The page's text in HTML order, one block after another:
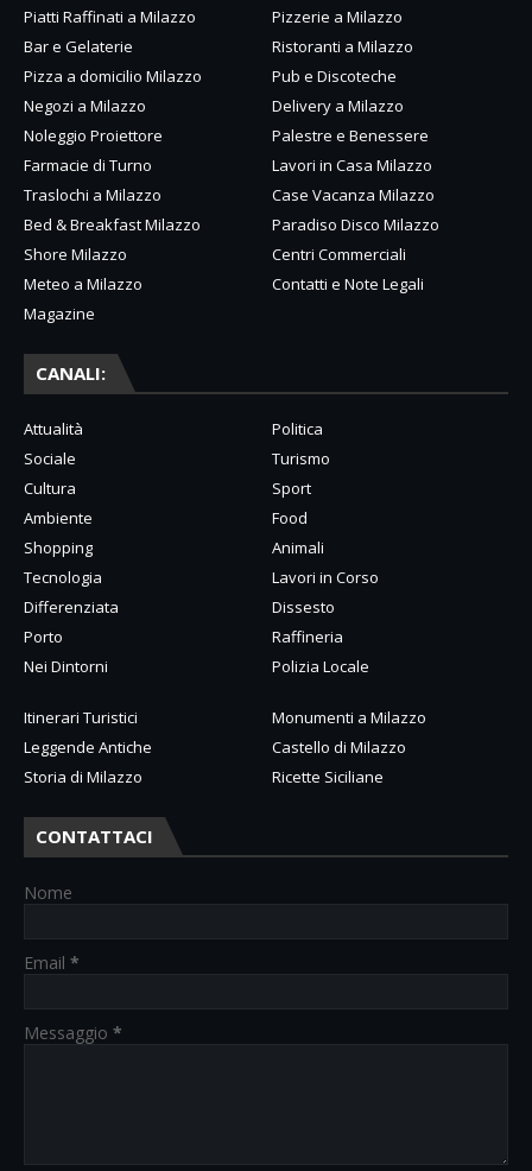
Piatti Raffinati a Milazzo
Pizzerie a Milazzo
Bar e Gelaterie
Ristoranti a Milazzo
Pizza a domicilio Milazzo
Pub e Discoteche
Negozi a Milazzo
Delivery a Milazzo
Noleggio Proiettore
Palestre e Benessere
Farmacie di Turno
Lavori in Casa Milazzo
Traslochi a Milazzo
Case Vacanza Milazzo
Bed & Breakfast Milazzo
Paradiso Disco Milazzo
Shore Milazzo
Centri Commerciali
Meteo a Milazzo
Contatti e Note Legali
Magazine
CANALI:
Attualità
Politica
Sociale
Turismo
Cultura
Sport
Ambiente
Food
Shopping
Animali
Tecnologia
Lavori in Corso
Differenziata
Dissesto
Porto
Raffineria
Nei Dintorni
Polizia Locale
Itinerari Turistici
Monumenti a Milazzo
Leggende Antiche
Castello di Milazzo
Storia di Milazzo
Ricette Siciliane
CONTATTACI
Nome
Email *
Messaggio *